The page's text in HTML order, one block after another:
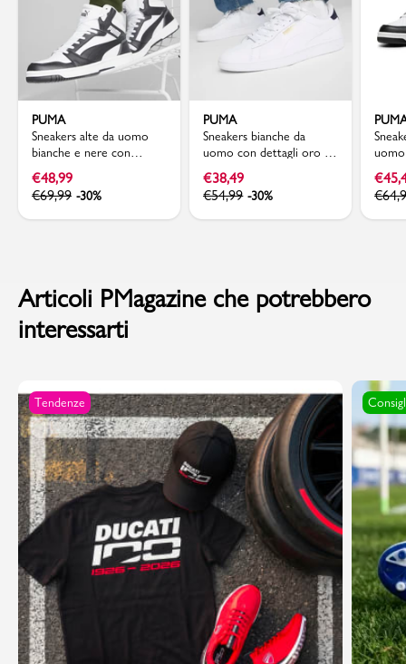
PUMA
Sneakers alte da uomo
bianche e nere con
dettagli grigi Puma
Rebound V6
€48,99
€69,99 -30%
PUMA
Sneakers bianche da
uomo con dettagli oro e
blu Puma Smash 3.0 L
€38,49
€54,99 -30%
€
€
Articoli PMagazine che potrebbero
interessarti
Tendenze